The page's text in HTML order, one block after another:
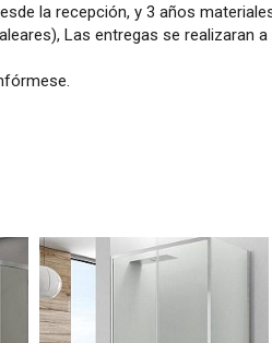
la recepción, y 3 años
Las entregas se realizaran